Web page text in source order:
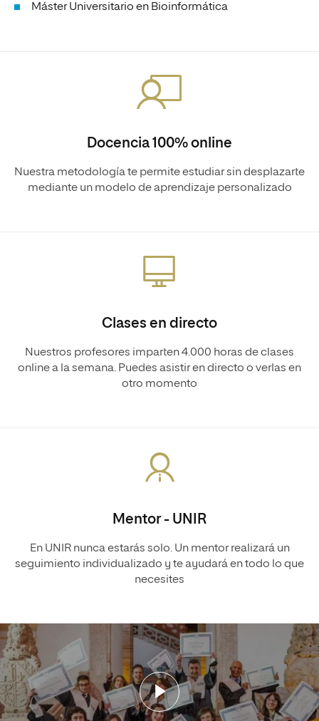
Máster Universitario en Bioinformática
Docencia 100% online
Nuestra metodología te permite estudiar sin desplazarte
mediante un modelo de aprendizaje personalizado
Clases en directo
Nuestros profesores imparten 4.000 horas de clases
online a la semana. Puedes asistir en directo o verlas en
otro momento
Mentor - UNIR
En UNIR nunca estarás solo. Un mentor realizará un
seguimiento individualizado y te ayudará en todo lo que
necesites